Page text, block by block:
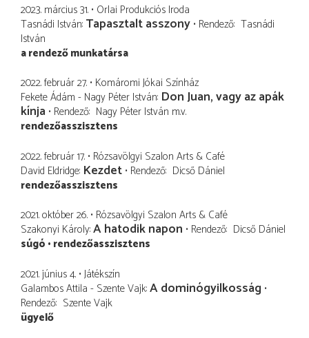
2023. március 31. Orlai Produkciós Iroda
Tasnádi István Tapasztalt asszony Rendező Tasnádi
István
a rendező munkatársa
2022. február 27. Komáromi Jókai Színház
Fekete Ádám - Nagy Péter István Don Juan, vagy az apák
kínja Rendező Nagy Péter István m.v.
rendezőasszisztens
2022. február 17. Rózsavölgyi Szalon Arts & Café
David Eldridge Kezdet Rendező Dicső Dániel
rendezőasszisztens
2021. október 26. Rózsavölgyi Szalon Arts & Café
Szakonyi Károly A hatodik napon Rendező Dicső Dániel
súgó rendezőasszisztens
2021. június 4. Játékszín
Galambos Attila - Szente Vajk A dominógyilkosság
Rendező Szente Vajk
ügyelő